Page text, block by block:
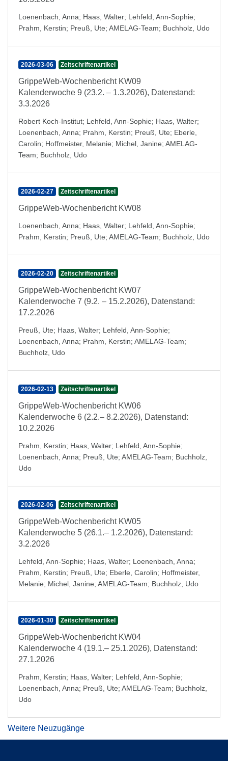
Loenenbach, Anna; Haas, Walter; Lehfeld, Ann-Sophie;
Prahm, Kerstin; Preuß, Ute; AMELAG-Team; Buchholz, Udo
2026-03-06 Zeitschriftenartikel
GrippeWeb-Wochenbericht KW09
Kalenderwoche 9 (23.2. – 1.3.2026), Datenstand:
3.3.2026
Robert Koch-Institut; Lehfeld, Ann-Sophie; Haas, Walter;
Loenenbach, Anna; Prahm, Kerstin; Preuß, Ute; Eberle,
Carolin; Hoffmeister, Melanie; Michel, Janine; AMELAG-
Team; Buchholz, Udo
2026-02-27 Zeitschriftenartikel
GrippeWeb-Wochenbericht KW08
Loenenbach, Anna; Haas, Walter; Lehfeld, Ann-Sophie;
Prahm, Kerstin; Preuß, Ute; AMELAG-Team; Buchholz, Udo
2026-02-20 Zeitschriftenartikel
GrippeWeb-Wochenbericht KW07
Kalenderwoche 7 (9.2. – 15.2.2026), Datenstand:
17.2.2026
Preuß, Ute; Haas, Walter; Lehfeld, Ann-Sophie;
Loenenbach, Anna; Prahm, Kerstin; AMELAG-Team;
Buchholz, Udo
2026-02-13 Zeitschriftenartikel
GrippeWeb-Wochenbericht KW06
Kalenderwoche 6 (2.2.– 8.2.2026), Datenstand:
10.2.2026
Prahm, Kerstin; Haas, Walter; Lehfeld, Ann-Sophie;
Loenenbach, Anna; Preuß, Ute; AMELAG-Team; Buchholz,
Udo
2026-02-06 Zeitschriftenartikel
GrippeWeb-Wochenbericht KW05
Kalenderwoche 5 (26.1.– 1.2.2026), Datenstand:
3.2.2026
Lehfeld, Ann-Sophie; Haas, Walter; Loenenbach, Anna;
Prahm, Kerstin; Preuß, Ute; Eberle, Carolin; Hoffmeister,
Melanie; Michel, Janine; AMELAG-Team; Buchholz, Udo
2026-01-30 Zeitschriftenartikel
GrippeWeb-Wochenbericht KW04
Kalenderwoche 4 (19.1.– 25.1.2026), Datenstand:
27.1.2026
Prahm, Kerstin; Haas, Walter; Lehfeld, Ann-Sophie;
Loenenbach, Anna; Preuß, Ute; AMELAG-Team; Buchholz,
Udo
Weitere Neuzugänge